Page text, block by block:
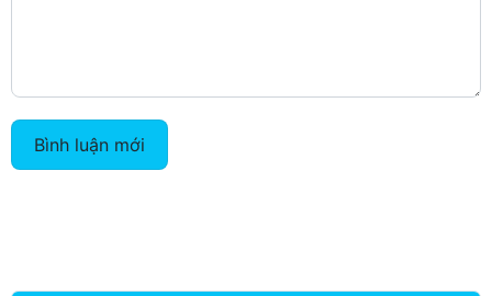
Bình luận mới